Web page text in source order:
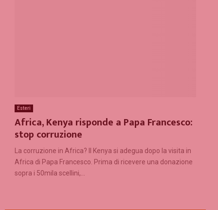
Esteri
Africa, Kenya risponde a Papa Francesco:
stop corruzione
La corruzione in Africa? Il Kenya si adegua dopo la visita in
Africa di Papa Francesco. Prima di ricevere una donazione
sopra i 50mila scellini,...